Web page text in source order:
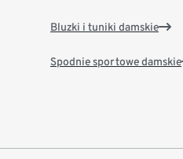
Bluzki i tuniki damskie
Spodnie sportowe damskie